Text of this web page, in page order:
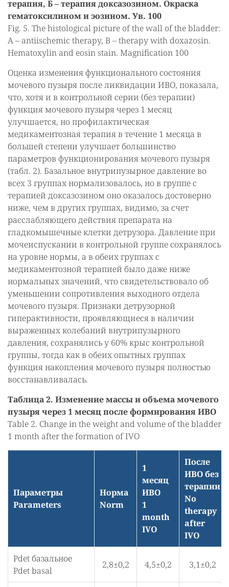
терапия, Б – терапия доксазозином. Окраска
гематоксилином и эозином. Ув. 100
Fig. 5. The histological picture of the wall of the bladder:
A – antiischemic therapy, B – therapy with doxazosin.
Hematoxylin and eosin stain. Magnification 100
Оценка изменения функционального состояния
мочевого пузыря после ликвидации ИВО, показала,
что, хотя и в контрольной серии (без терапии)
функция мочевого пузыря через 1 месяц
улучшается, но профилактическая
медикаментозная терапия в течение 1 месяца в
большей степени улучшает большинство
параметров функционирования мочевого пузыря
(табл. 2). Базальное внутрипузырное давление во
всех 3 группах нормализовалось, но в группе с
терапией доксазозином оно оказалось достоверно
ниже, чем в других группах, видимо, за счет
расслабляющего действия препарата на
гладкомышечные клетки детрузора. Давление при
мочеиспускании в контрольной группе сохранялось
на уровне нормы, а в обеих группах с
медикаментозной терапией было даже ниже
нормальных значений, что свидетельствовало об
уменьшении сопротивления выходного отдела
мочевого пузыря. Признаки детрузорной
гиперактивности, проявляющиеся в наличии
выраженных колебаний внутрипузырного
давления, сохранялись у 60% крыс контрольной
группы, тогда как в обеих опытных группах
функция накопления мочевого пузыря полностью
восстанавливалась.
Таблица 2. Изменение массы и объема мочевого
пузыря через 1 месяц после формирования ИВО
Table 2. Change in the weight and volume of the bladder
1 month after the formation of IVO
Параметры
Parameters
Норма
Norm
1
месяц
ИВО
1
month
IVO
После
ИВО без
терапии
No
therapy
after
IVO
Pdet базальное
Pdet basal
2,8±0,2 4,5±0,2 3,1±0,2